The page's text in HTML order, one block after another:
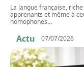
La langue française,
apprenants et même à
homophones…
Actu 07/07/2026